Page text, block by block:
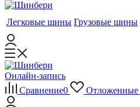
Легковые шины Грузовые шины
Онлайн-запись
Сравнение0 Отложенные